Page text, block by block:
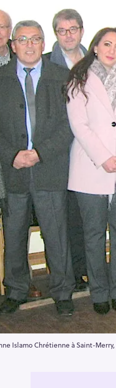
Islamo Chrétienne à Saint-Merry,